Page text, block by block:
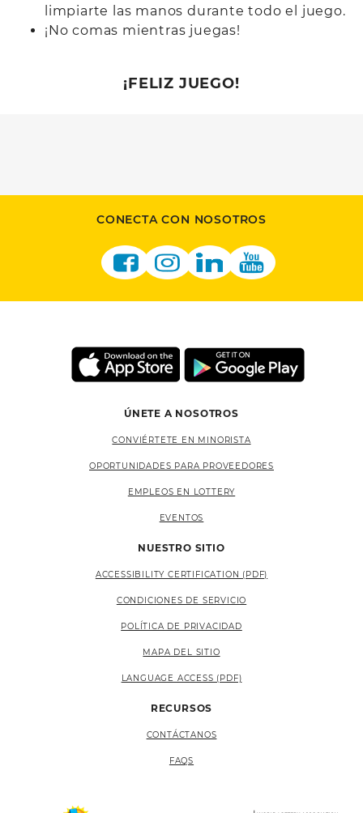
limpiarte las manos durante todo el juego.
¡No comas mientras juegas!
¡FELIZ JUEGO!
CONECTA CON NOSOTROS
ÚNETE A NOSOTROS
CONVIÉRTETE EN MINORISTA
OPORTUNIDADES PARA PROVEEDORES
EMPLEOS EN LOTTERY
EVENTOS
NUESTRO SITIO
ACCESSIBILITY CERTIFICATION (PDF)
CONDICIONES DE SERVICIO
POLÍTICA DE PRIVACIDAD
MAPA DEL SITIO
LANGUAGE ACCESS (PDF)
RECURSOS
CONTÁCTANOS
FAQS